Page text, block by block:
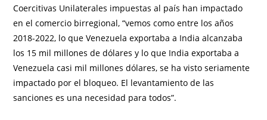
Coercitivas Unilaterales impuestas al país han impactado
en el comercio birregional, “vemos como entre los años
2018-2022, lo que Venezuela exportaba a India alcanzaba
los 15 mil millones de dólares y lo que India exportaba a
Venezuela casi mil millones dólares, se ha visto seriamente
impactado por el bloqueo. El levantamiento de las
sanciones es una necesidad para todos”.